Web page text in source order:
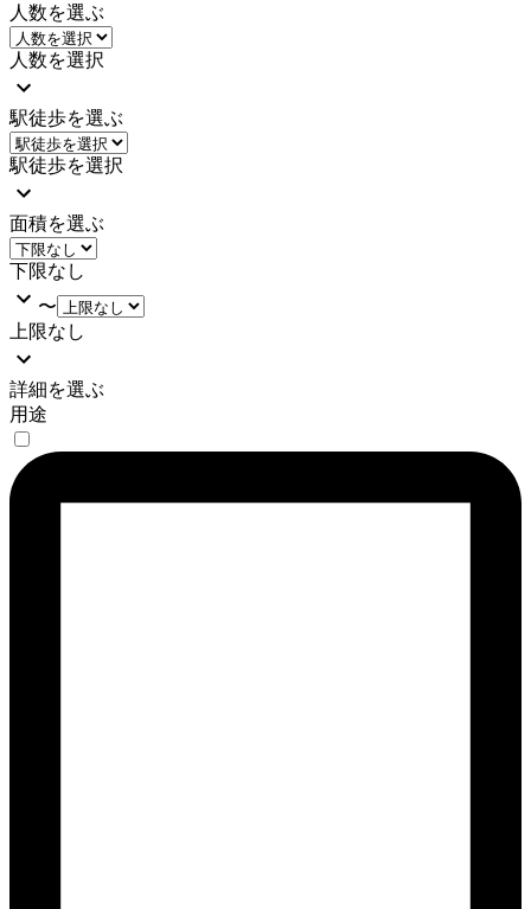
人数を選ぶ
人数を選択
駅徒歩を選ぶ
駅徒歩を選択
面積を選ぶ
下限なし
〜
上限なし
詳細を選ぶ
用途